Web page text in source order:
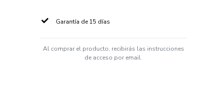
Garantía de 15 días
Al comprar el producto, recibirás las instrucciones
de acceso por email.